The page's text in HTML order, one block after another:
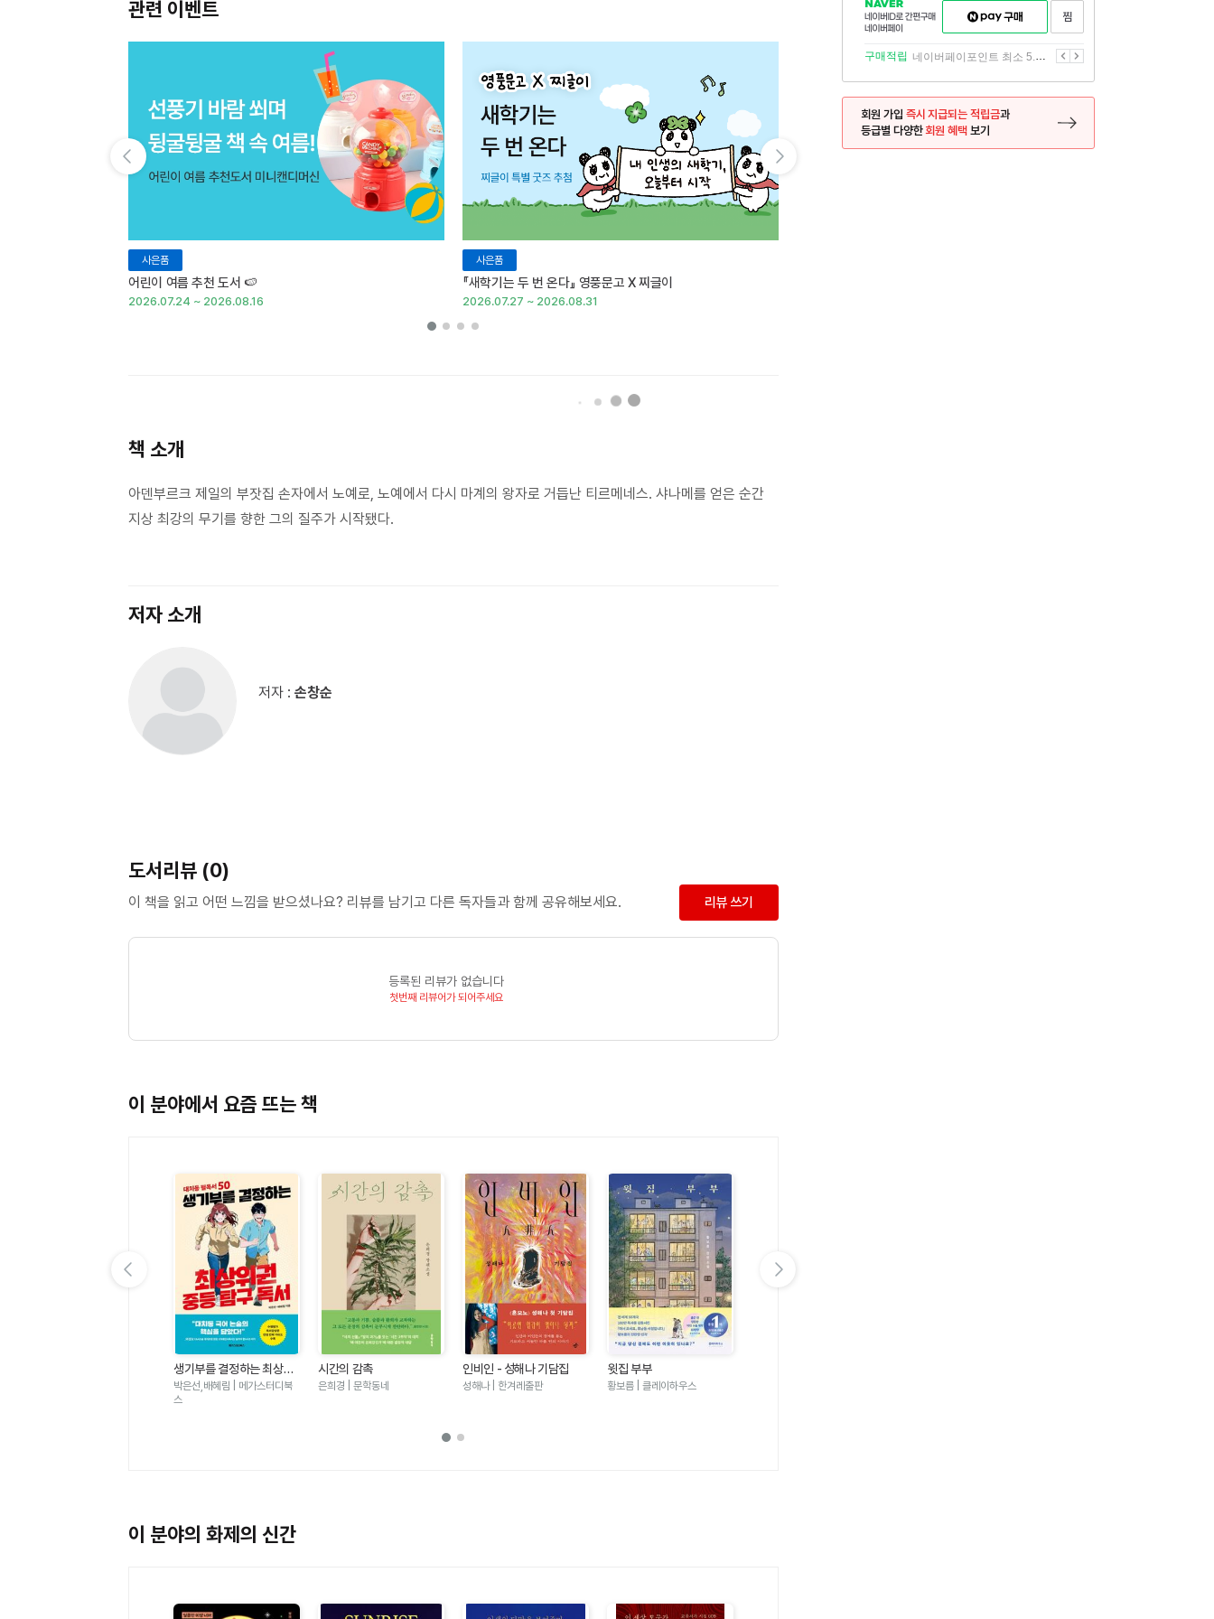
관련 이벤트
사은품
어린이 여름 추천 도서 🍉
2026.07.24 ~ 2026.08.16
사은품
『새학기는 두 번 온다』 영풍문고 X 찌글이
2026.07.27 ~ 2026.08.31
책 소개
아덴부르크 제일의 부잣집 손자에서 노예로, 노예에서 다시 마계의 왕자로 거듭난 티르메네스. 샤나메를 얻은 순간
지상 최강의 무기를 향한 그의 질주가 시작됐다.
저자 소개
저자 : 손창순
도서리뷰 (0)
이 책을 읽고 어떤 느낌을 받으셨나요? 리뷰를 남기고 다른 독자들과 함께 공유해보세요. 리뷰 쓰기
등록된 리뷰가 없습니다
첫번째 리뷰어가 되어주세요
이 분야에서 요즘 뜨는 책
생기부를 결정하는 최상위
권 중등 탐구 독서 - 대치동
필독서 50
박은선,배혜림 | 메가스터디북
스
시간의 감촉
은희경 | 문학동네
인비인 - 성해나 기담집
성해나 | 한겨레출판
윗집 부부
황보름 | 클레이하우스
이 분야의 화제의 신간
NAVER
네이버
ID로
간편구매
네이버페이
구매하기
이전
구매적립 네이버페이포인트 최소 5.5% 적립 다음
회원 가입 즉시 지급되는 적립금과
등급별 다양한회원 혜택 보기